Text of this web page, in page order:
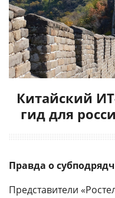
Китайский
гид для
Правда о
Представители